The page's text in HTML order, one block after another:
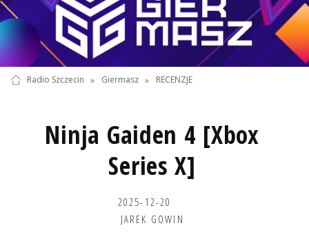
Radio Szczecin » Giermasz » RECENZJE
Ninja Gaiden 4 [Xbox
Series X]
2025-12-20
JAREK GOWIN